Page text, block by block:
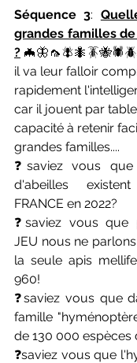
Séquence 3:
grandes familles
?
il va leur falloir
rapidement
car il jouent par
capacité à retenir
grandes familles....
❓saviez vous
d'abeilles
FRANCE en 2022?
❓saviez vous que
JEU nous ne
la seule apis
960!
❓saviez vous que
famille
de 130 000 espèces
❓saviez vous que